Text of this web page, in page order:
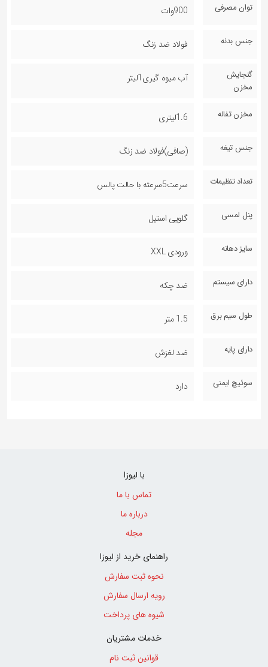
توان مصرفی 900وات
جنس بدنه فولاد ضد زنگ
گنجایش
مخزن
آب میوه گیری1لیتر
مخزن تفاله 1.6لیتری
جنس تیغه (صافی)فولاد ضد زنگ
تعداد تنظیمات سرعت5سرعته با حالت پالس
پنل لمسی گلویی استیل
سایز دهانه ورودی XXL
دارای سیستم ضد چکه
طول سیم برق 1.5 متر
دارای پایه ضد لغزش
سوئیچ ایمنی دارد
با لیوزا
تماس با ما
درباره ما
مجله
راهنمای خرید از لیوزا
نحوه ثبت سفارش
رویه ارسال سفارش
شیوه های پرداخت
خدمات مشتریان
قوانین ثبت نام